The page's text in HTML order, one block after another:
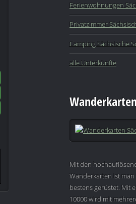
Ferienwohnungen
Privatzimmer
Camping Sächsische
alle Unterkünfte
Wanderkarten
Mit den
Wanderkarten ist
bestens gerüstet. Mit
10000 wird mit